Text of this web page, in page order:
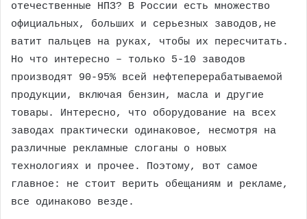
отечественные НПЗ? В России есть множество
официальных, больших и серьезных заводов,не
ватит пальцев на руках, чтобы их пересчитать.
Но что интересно – только 5-10 заводов
производят 90-95% всей нефтеперерабатываемой
продукции, включая бензин, масла и другие
товары. Интересно, что оборудование на всех
заводах практически одинаковое, несмотря на
различные рекламные слоганы о новых
технологиях и прочее. Поэтому, вот самое
главное: не стоит верить обещаниям и рекламе,
все одинаково везде.